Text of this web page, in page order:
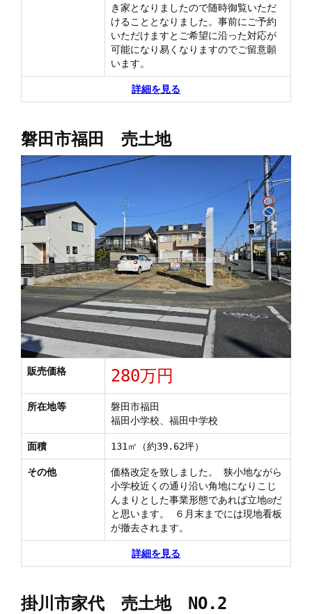
き家となりましたので随時御覧いただ
けることとなりました。事前にご予約
いただけますとご希望に沿った対応が
可能になり易くなりますのでご留意願
います。
詳細を見る
磐田市福田 売土地
販売価格 280万円
所在地等
磐田市福田
福田小学校、福田中学校
面積 131㎡（約39.62坪）
その他
価格改定を致しました。 狭小地ながら
小学校近くの通り沿い角地になりこじ
んまりとした事業形態であれば立地◎だ
と思います。 ６月末までには現地看板
が撤去されます。
詳細を見る
掛川市家代 売土地 NO.2